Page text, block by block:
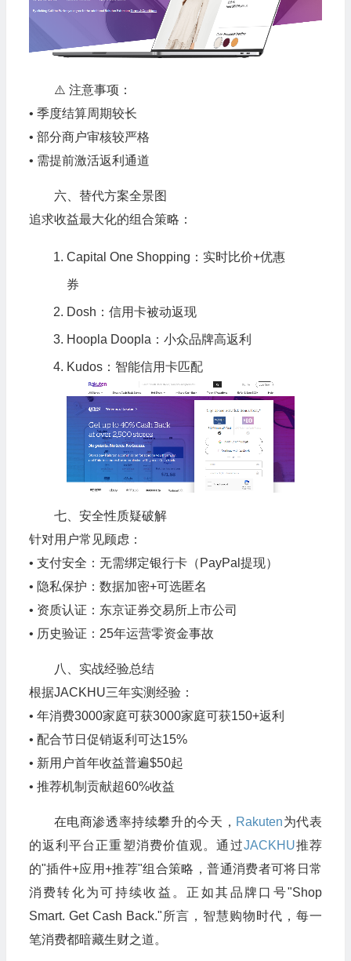
⚠️ 注意事项：
• 季度结算周期较长
• 部分商户审核较严格
• 需提前激活返利通道
六、替代方案全景图
追求收益最大化的组合策略：
Capital One Shopping：实时比价+优惠
券
Dosh：信用卡被动返现
Hoopla Doopla：小众品牌高返利
Kudos：智能信用卡匹配
七、安全性质疑破解
针对用户常见顾虑：
• 支付安全：无需绑定银行卡（PayPal提现）
• 隐私保护：数据加密+可选匿名
• 资质认证：东京证券交易所上市公司
• 历史验证：25年运营零资金事故
八、实战经验总结
根据JACKHU三年实测经验：
• 年消费3000家庭可获3000家庭可获150+返利
• 配合节日促销返利可达15%
• 新用户首年收益普遍$50起
• 推荐机制贡献超60%收益
在电商渗透率持续攀升的今天， Rakuten为代表
的返利平台正重塑消费价值观。通过JACKHU推荐
的"插件+应用+推荐"组合策略，普通消费者可将日常
消费转化为可持续收益。正如其品牌口号"Shop
Smart. Get Cash Back."所言，智慧购物时代，每一
笔消费都暗藏生财之道。